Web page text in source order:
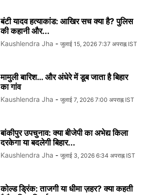
बंटी यादव हत्याकांड: आखिर सच क्या है? पुलिस
की कहानी और...
Kaushlendra Jha - जुलाई 15, 2026 7:37 अपराह्न IST
मामुली बारिश… और अंधेरे में डूब जाता है बिहार
का गांव
Kaushlendra Jha - जुलाई 7, 2026 7:00 अपराह्न IST
बांकीपुर उपचुनाव: क्या बीजेपी का अभेद्य किला
दरकेगा या बदलेगी बिहार...
Kaushlendra Jha - जुलाई 3, 2026 6:34 अपराह्न IST
कोल्ड ड्रिंक: ताजगी या धीमा ज़हर? क्या कहती